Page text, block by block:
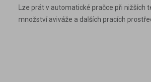
Lze prát v automatické pračce při
množství aviváže a dalších pracích